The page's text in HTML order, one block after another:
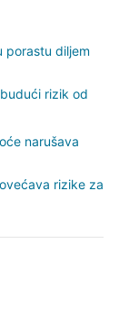
porastu diljem
rizik od
narušava
rizike za